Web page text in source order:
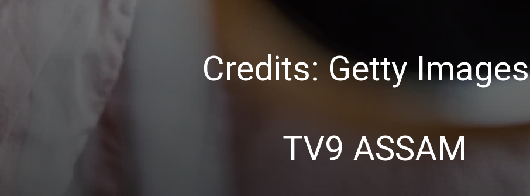
Credits: Getty Images
TV9 ASSAM